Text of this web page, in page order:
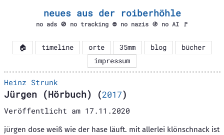
neues aus der roiberhöhle
no ads 🚫 no tracking ⛔ no nazis 🚯 no AI 🚩
🏠 timeline orte 35mm blog
bücher
impressum
Heinz Strunk
Jürgen (Hörbuch) (2017)
Veröffentlicht am 17.11.2020
jürgen dose weiß wie der hase läuft. mit allerlei klönschnack ist